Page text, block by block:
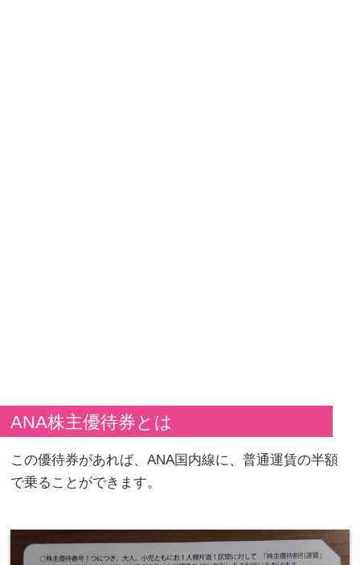
ANA株主優待券とは
この優待券があれば、ANA国内線に、普通運賃の半額
で乗ることができます。